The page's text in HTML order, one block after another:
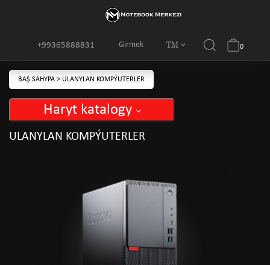
Girmek TM
+99365888831 0
BAŞ SAHYPA > ULANYLAN KOMPÝUTERLER
Haryt katalogy
ULANYLAN KOMPÝUTERLER